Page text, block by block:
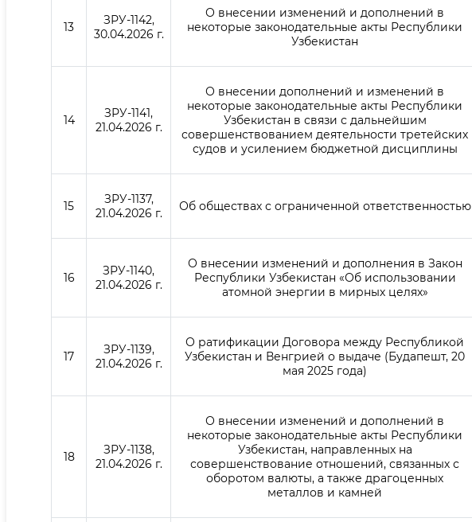
13
ЗРУ-1142,
30.04.2026 г.
О внесении изменений и дополнений в
некоторые законодательные акты Республики
Узбекистан
14
ЗРУ-1141,
21.04.2026 г.
О внесении дополнений и изменений в
некоторые законодательные акты Республики
Узбекистан в связи с дальнейшим
совершенствованием деятельности третейских
судов и усилением бюджетной дисциплины
15
ЗРУ-1137,
21.04.2026 г.
Об обществах с ограниченной ответственностью
16
ЗРУ-1140,
21.04.2026 г.
О внесении изменений и дополнения в Закон
Республики Узбекистан «Об использовании
атомной энергии в мирных целях»
17
ЗРУ-1139,
21.04.2026 г.
О ратификации Договора между Республикой
Узбекистан и Венгрией о выдаче (Будапешт, 20
мая 2025 года)
18
ЗРУ-1138,
21.04.2026 г.
О внесении изменений и дополнений в
некоторые законодательные акты Республики
Узбекистан, направленных на
совершенствование отношений, связанных с
оборотом валюты, а также драгоценных
металлов и камней